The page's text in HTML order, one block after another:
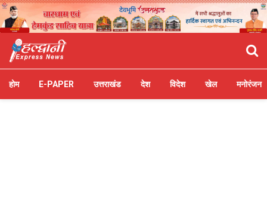
होम E-PAPER उत्तराखंड देश विदेश खेल मनोरंजन